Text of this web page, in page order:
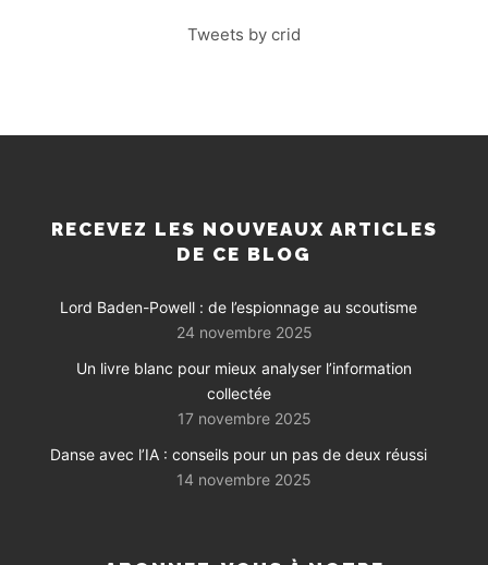
Tweets by crid
RECEVEZ LES NOUVEAUX ARTICLES
DE CE BLOG
Lord Baden-Powell : de l’espionnage au scoutisme
24 novembre 2025
Un livre blanc pour mieux analyser l’information
collectée
17 novembre 2025
Danse avec l’IA : conseils pour un pas de deux réussi
14 novembre 2025